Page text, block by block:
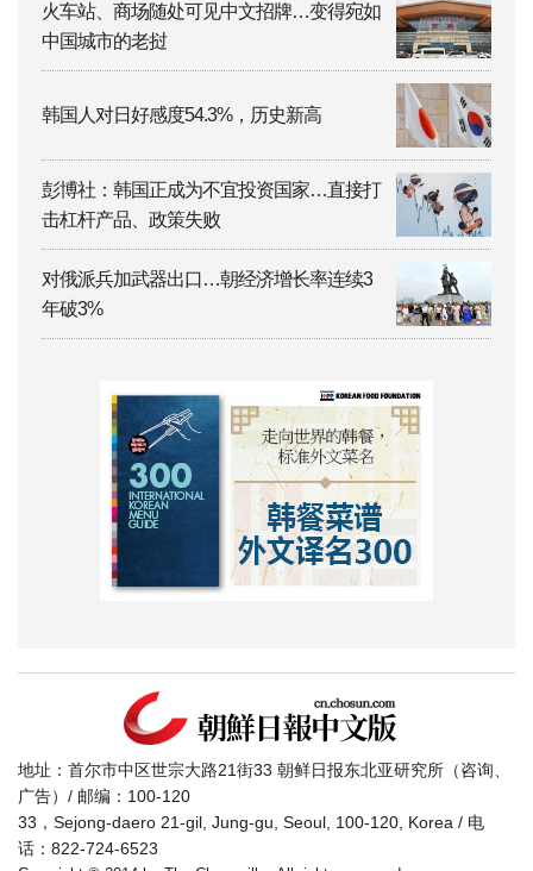
火车站、商场随处可见中文招牌…变得宛如
中国城市的老挝
韩国人对日好感度54.3%，历史新高
彭博社：韩国正成为不宜投资国家…直接打
击杠杆产品、政策失败
对俄派兵加武器出口…朝经济增长率连续3
年破3%
地址：首尔市中区世宗大路21街33 朝鲜日报东北亚研究所（咨询、
广告）/ 邮编：100-120
33，Sejong-daero 21-gil, Jung-gu, Seoul, 100-120, Korea / 电
话：822-724-6523